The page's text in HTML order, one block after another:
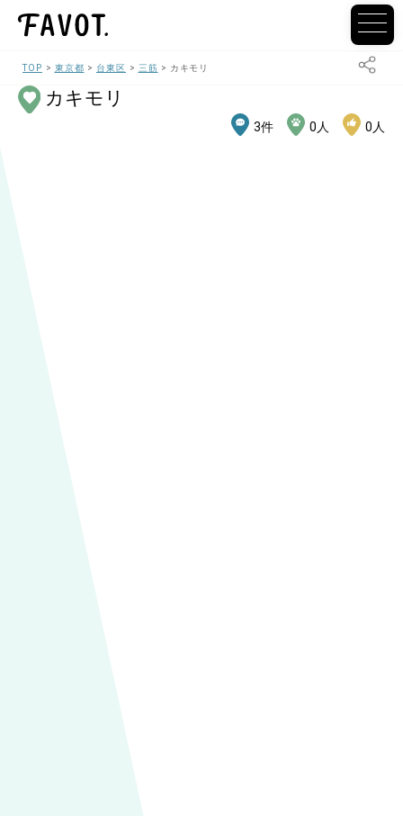
TOP 東京都 台東区 三筋 カキモリ
カキモリ
3件 0 人 0 人